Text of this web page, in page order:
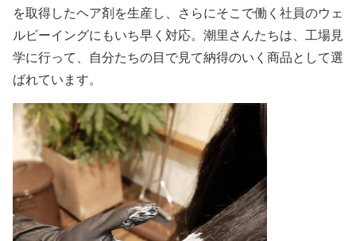
を取得したヘア剤を生産し、さらにそこで働く社員のウェ
ルビーイングにもいち早く対応。潮里さんたちは、工場見
学に行って、自分たちの目で見て納得のいく商品として選
ばれています。